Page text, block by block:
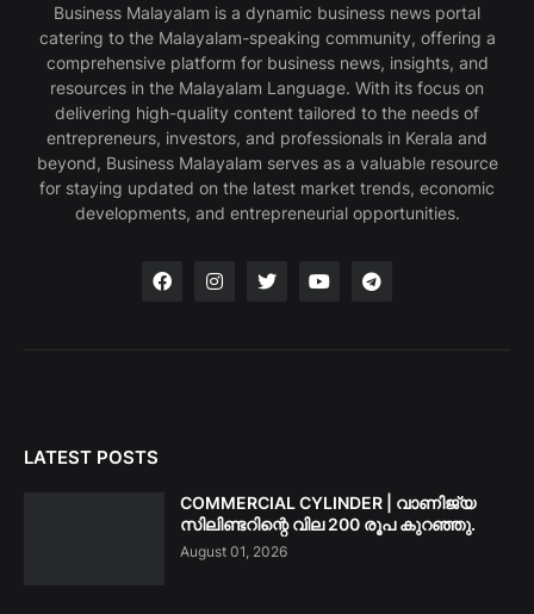
Business Malayalam is a dynamic business news portal
catering to the Malayalam-speaking community, offering a
comprehensive platform for business news, insights, and
resources in the Malayalam Language. With its focus on
delivering high-quality content tailored to the needs of
entrepreneurs, investors, and professionals in Kerala and
beyond, Business Malayalam serves as a valuable resource
for staying updated on the latest market trends, economic
developments, and entrepreneurial opportunities.
LATEST POSTS
COMMERCIAL CYLINDER | വാണിജ്യ
സിലിണ്ടറിന്റെ വില 200 രൂപ കുറഞ്ഞു.
August 01, 2026